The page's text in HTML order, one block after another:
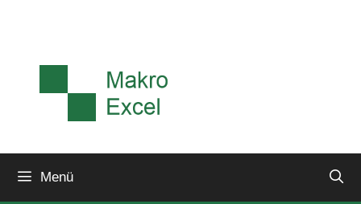
Menü